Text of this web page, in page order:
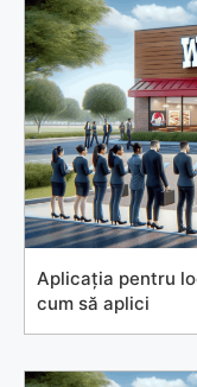
Aplicația pentru
cum să aplici